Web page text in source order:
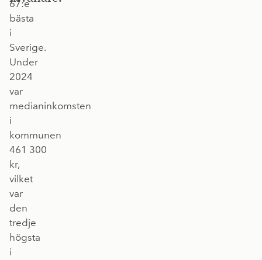
67:e
bästa
i
Sverige.
Under
2024
var
medianinkomsten
i
kommunen
461 300
kr,
vilket
var
den
tredje
högsta
i